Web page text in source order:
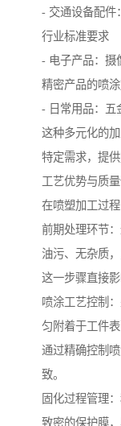
- 交通设备配件
行业标准要求
- 电子产品：摄
精密产品的喷
- 日常用品：五
这种多元化的
特定需求，提
工艺优势与质
在喷塑加工过
前期处理环节
油污、无杂质
这一步骤直接
喷涂工艺控制
匀附着于工件表
通过精确控制
致。
固化过程管理
致密的保护膜